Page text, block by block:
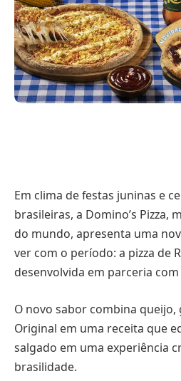
Em clima de festas juninas e
brasileiras, a Domino’s Pizza,
do mundo, apresenta uma
ver com o período: a pizza de
desenvolvida em parceria
O novo sabor combina
Original em uma receita que
salgado em uma experiência
brasilidade.